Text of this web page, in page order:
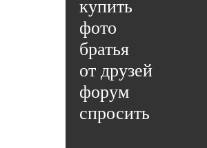
купить
фото
братья
от друзей
форум
спросить